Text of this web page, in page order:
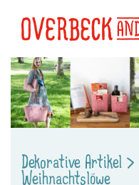
Dekorative Artikel >
Weihnachtslöwe